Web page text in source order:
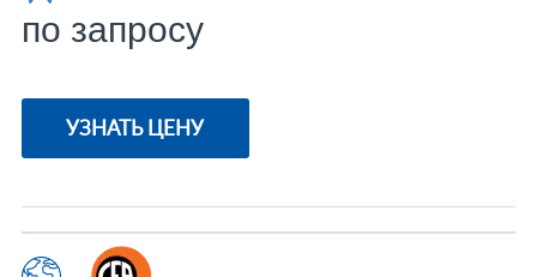
по запросу
УЗНАТЬ ЦЕНУ